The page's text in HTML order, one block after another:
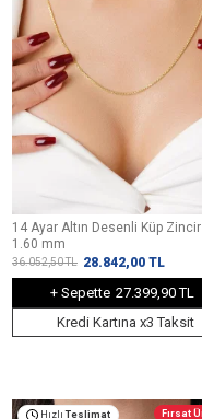
14 Ayar Altın Desenli Küp
1.60 mm
36.052,50TL 28.842,00 TL
+ Sepette 27.399,90 TL
Kredi Kartına x3 Taksit
Hızlı Teslimat Fırsat